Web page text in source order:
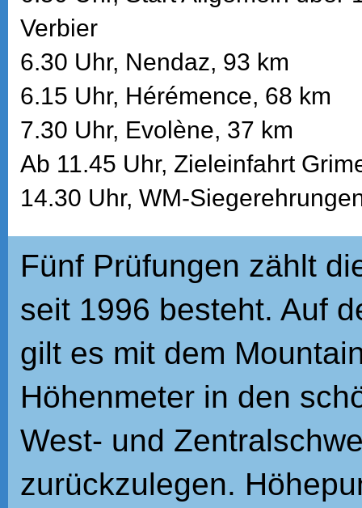
Verbier
6.30 Uhr, Nendaz, 93 km
6.15 Uhr, Hérémence, 68 km
7.30 Uhr, Evolène, 37 km
Ab 11.45 Uhr, Zieleinfahrt
14.30 Uhr, WM-
Fünf Prüfungen zählt
seit 1996 besteht. Auf
gilt es mit dem
Höhenmeter in den
West- und
zurückzulegen.